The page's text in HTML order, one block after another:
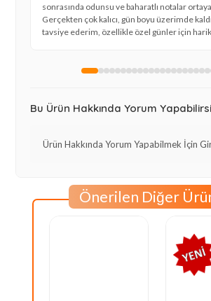
sonrasında odunsu ve baharatlı notalar ortaya
Gerçekten çok kalıcı, gün boyu üzerimde
tavsiye ederim, özellikle özel günler için
Bu Ürün Hakkında Yorum
Ürün Hakkında Yorum Yapabilmek İçin
Önerilen Diğer